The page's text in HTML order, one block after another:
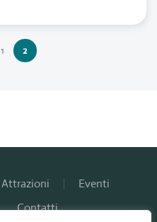
1 2
Attrazioni
Eventi
Contatti